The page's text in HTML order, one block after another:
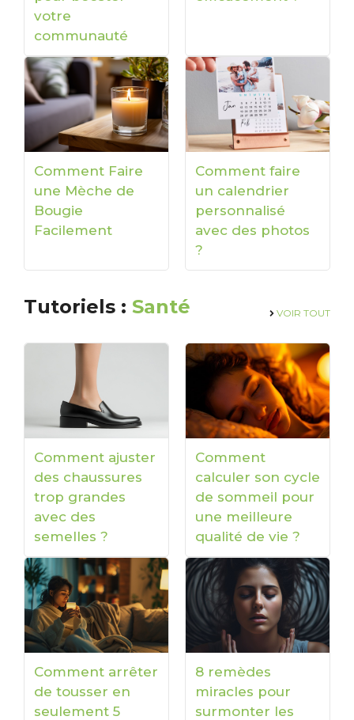
votre
communauté
Comment Faire
une Mèche de
Bougie
Facilement
Comment faire
un calendrier
personnalisé
avec des photos
?
Tutoriels : Santé VOIR TOUT
Comment ajuster
des chaussures
trop grandes
avec des
semelles ?
Comment
calculer son cycle
de sommeil pour
une meilleure
qualité de vie ?
Comment arrêter
de tousser en
seulement 5
8 remèdes
miracles pour
surmonter les